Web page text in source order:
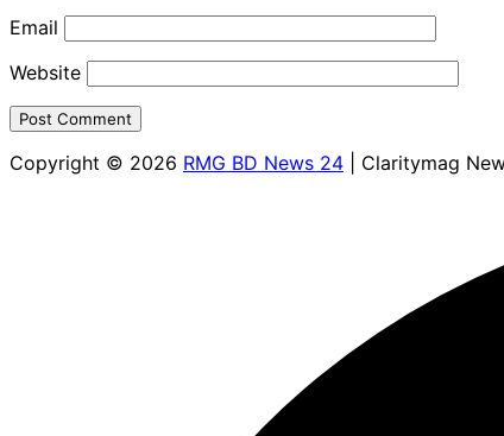
Email
Website
Copyright © 2026 RMG BD News 24 | Claritymag